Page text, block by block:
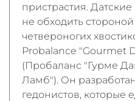
пристрастия.
не обходить
четвероногих
Probalance "Gourmet
(Пробаланс "Гурме
Ламб"). Он
гедонистов, которые